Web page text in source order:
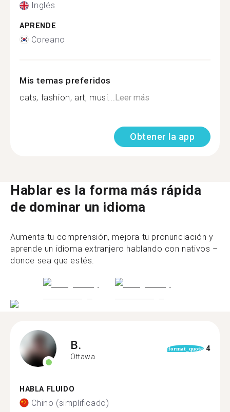
Inglés
APRENDE
Coreano
Mis temas preferidos
cats, fashion, art, musi... Leer más
Obtener la app
Hablar es la forma más rápida
de dominar un idioma
Aumenta tu comprensión, mejora tu pronunciación y
aprende un idioma extranjero hablando con nativos –
donde sea que estés.
B.
Ottawa
format_quote 4
HABLA FLUIDO
Chino (simplificado)